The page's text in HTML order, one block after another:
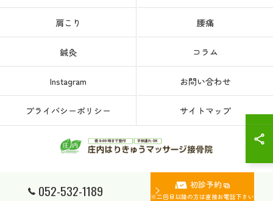
052-532-1189 初診予約
※二回目以降の方は直接お電話下さい
肩こり 腰痛
鍼灸 コラム
Instagram お問い合わせ
プライバシーポリシー サイトマップ
© 2026 愛知県、名古屋市西区の接骨院なら庄内はりきゅうマッサージ接骨院 ALL
RIGHTS RESERVED.